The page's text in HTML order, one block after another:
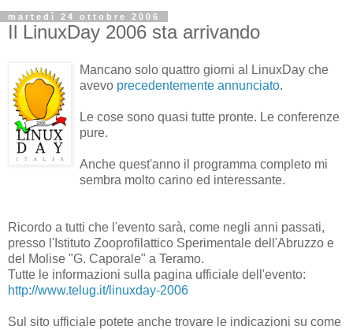
martedì 24 ottobre 2006
Il LinuxDay 2006 sta arrivando
Mancano solo quattro giorni al LinuxDay che
avevo precedentemente annunciato.
Le cose sono quasi tutte pronte. Le conferenze
pure.
Anche quest'anno il programma completo mi
sembra molto carino ed interessante.
Ricordo a tutti che l'evento sarà, come negli anni passati,
presso l'Istituto Zooprofilattico Sperimentale dell'Abruzzo e
del Molise "G. Caporale" a Teramo.
Tutte le informazioni sulla pagina ufficiale dell'evento:
http://www.telug.it/linuxday-2006
Sul sito ufficiale potete anche trovare le indicazioni su come